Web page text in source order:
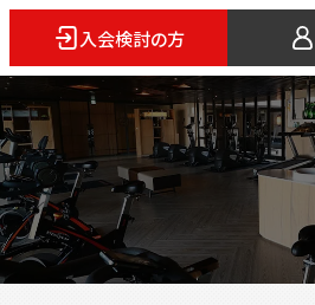
入会検討の方
ホーム
店舗検索